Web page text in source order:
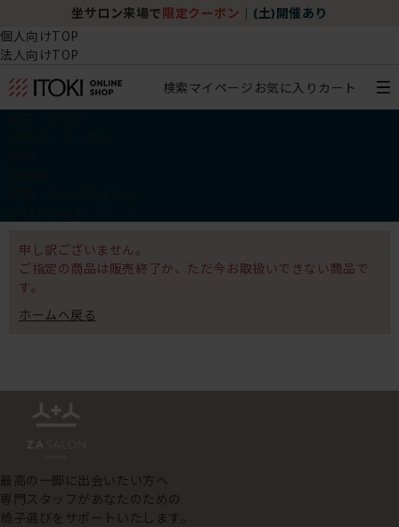
坐サロン来場で 限定クーポン (土)開催あり
個人向けTOP
法人向けTOP
検索マイページ お気に入り カート
申し訳ございません。
ご指定の商品は販売終了か、ただ今お取扱いできない商品で
す。
ホームへ戻る
最高の一脚に出会いたい方へ
専門スタッフがあなたのための
椅子選びをサポートいたします。